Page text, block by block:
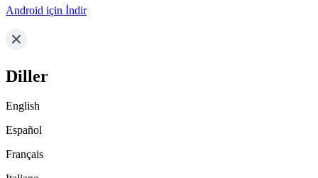
Android için İndir
Diller
English
Español
Français